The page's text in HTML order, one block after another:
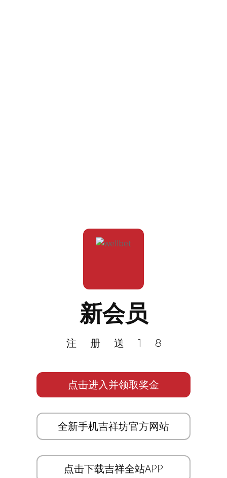
新会员
注册送18
点击进入并领取奖金
全新手机吉祥坊官方网站
点击下载吉祥全站APP